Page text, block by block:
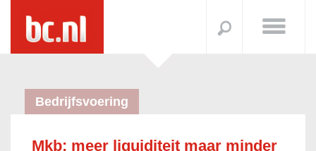
Bedrijfsvoering
Mkb: meer liquiditeit maar minder